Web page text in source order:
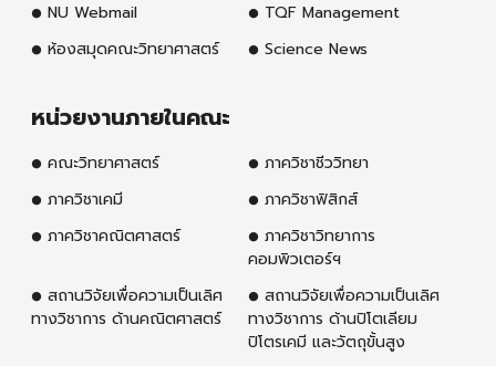
NU Webmail
TQF Management
ห้องสมุดคณะวิทยาศาสตร์
Science News
หน่วยงานภายในคณะ
คณะวิทยาศาสตร์
ภาควิชาชีววิทยา
ภาควิชาเคมี
ภาควิชาฟิสิกส์
ภาควิชาคณิตศาสตร์
ภาควิชาวิทยาการ
คอมพิวเตอร์ฯ
สถานวิจัยเพื่อความเป็นเลิศ
ทางวิชาการ ด้านคณิตศาสตร์
สถานวิจัยเพื่อความเป็นเลิศ
ทางวิชาการ ด้านปิโตเลียม
ปิโตรเคมี และวัตถุขั้นสูง